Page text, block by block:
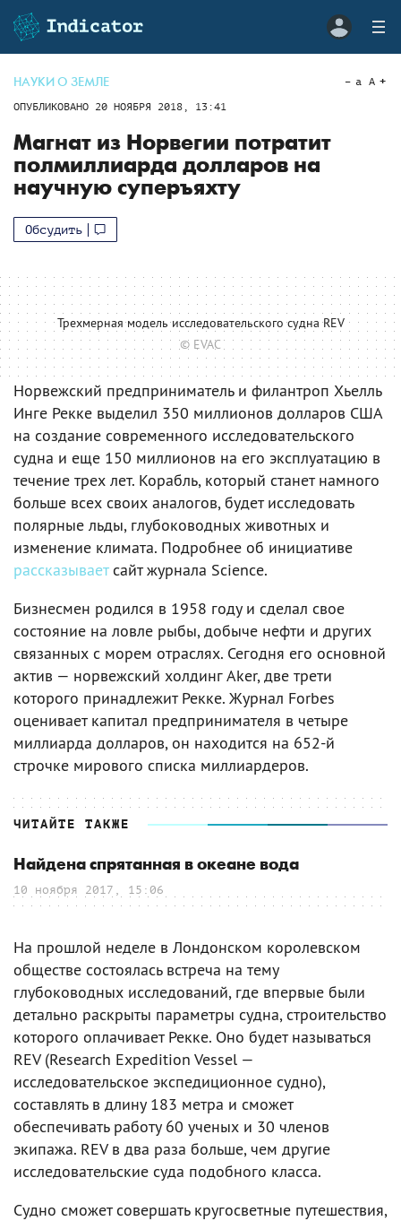
НАУКИ О ЗЕМЛЕ
ОПУБЛИКОВАНО 20 НОЯБРЯ 2018, 13:41
a A
Магнат из Норвегии потратит
полмиллиарда долларов на
научную суперъяхту
Обсудить
Трехмерная модель исследовательского судна REV
© EVAC
Норвежский предприниматель и филантроп Хьелль
Инге Рекке выделил 350 миллионов долларов США
на создание современного исследовательского
судна и еще 150 миллионов на его эксплуатацию в
течение трех лет. Корабль, который станет намного
больше всех своих аналогов, будет исследовать
полярные льды, глубоководных животных и
изменение климата. Подробнее об инициативе
рассказываетсайт журнала Science.
Бизнесмен родился в 1958 году и сделал свое
состояние на ловле рыбы, добыче нефти и других
связанных с морем отраслях. Сегодня его основной
актив — норвежский холдинг Aker, две трети
которого принадлежит Рекке. Журнал Forbes
оценивает капитал предпринимателя в четыре
миллиарда долларов, он находится на 652-й
строчке мирового списка миллиардеров.
ЧИТАЙТЕ ТАКЖЕ
Найдена спрятанная в океане вода
10 ноября 2017, 15:06
На прошлой неделе в Лондонском королевском
обществе состоялась встреча на тему
глубоководных исследований, где впервые были
детально раскрыты параметры судна, строительство
которого оплачивает Рекке. Оно будет называться
REV (Research Expedition Vessel —
исследовательское экспедиционное судно),
составлять в длину 183 метра и сможет
обеспечивать работу 60 ученых и 30 членов
экипажа. REV в два раза больше, чем другие
исследовательские суда подобного класса.
Судно сможет совершать кругосветные путешествия,